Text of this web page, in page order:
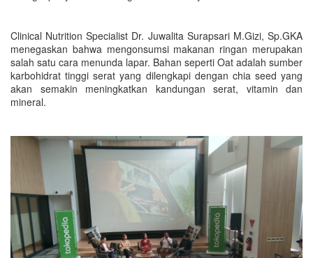
Clinical Nutrition Specialist Dr. Juwalita Surapsari M.Gizi, Sp.GKA
menegaskan bahwa mengonsumsi makanan ringan merupakan
salah satu cara menunda lapar. Bahan seperti Oat adalah sumber
karbohidrat tinggi serat yang dilengkapi dengan chia seed yang
akan semakin meningkatkan kandungan serat, vitamin dan
mineral.